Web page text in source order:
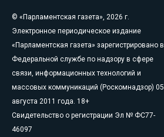
© «Парламентская газета», 2026 г.
Электронное периодическое издание
«Парламентская газета» зарегистрировано в
Федеральной службе по надзору в сфере
связи, информационных технологий и
массовых коммуникаций (Роскомнадзор) 05
августа 2011 года. 18+
Свидетельство о регистрации Эл № ФС77-
46097